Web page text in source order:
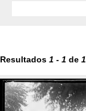
Resultados 1 - 1 de 1